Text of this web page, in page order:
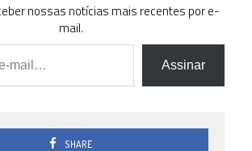
1 ( 4.35
1.0
0.5
0.0
nossas notícias mais recentes por e-
mail.
Assinar
SHARE